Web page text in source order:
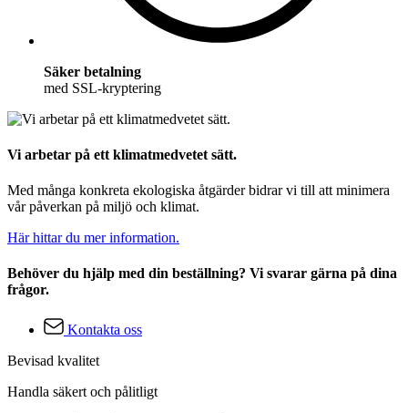
Säker betalning
med SSL-kryptering
Vi arbetar på ett klimatmedvetet sätt.
Med många konkreta ekologiska åtgärder bidrar vi till att minimera
vår påverkan på miljö och klimat.
Här hittar du mer information.
Behöver du hjälp med din beställning? Vi svarar gärna på dina
frågor.
Kontakta oss
Bevisad kvalitet
Handla säkert och pålitligt